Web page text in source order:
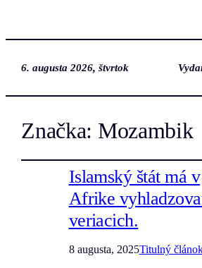
6. augusta 2026, štvrtok
Značka: Mozambik
Islamský štát má v
Afrike
veriacich.
8 augusta, 2025Titulný